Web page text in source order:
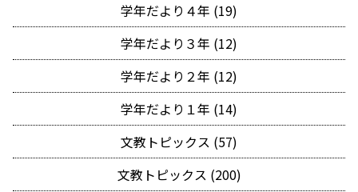
学年だより４年 (19)
学年だより３年 (12)
学年だより２年 (12)
学年だより１年 (14)
文教トピックス (57)
文教トピックス (200)